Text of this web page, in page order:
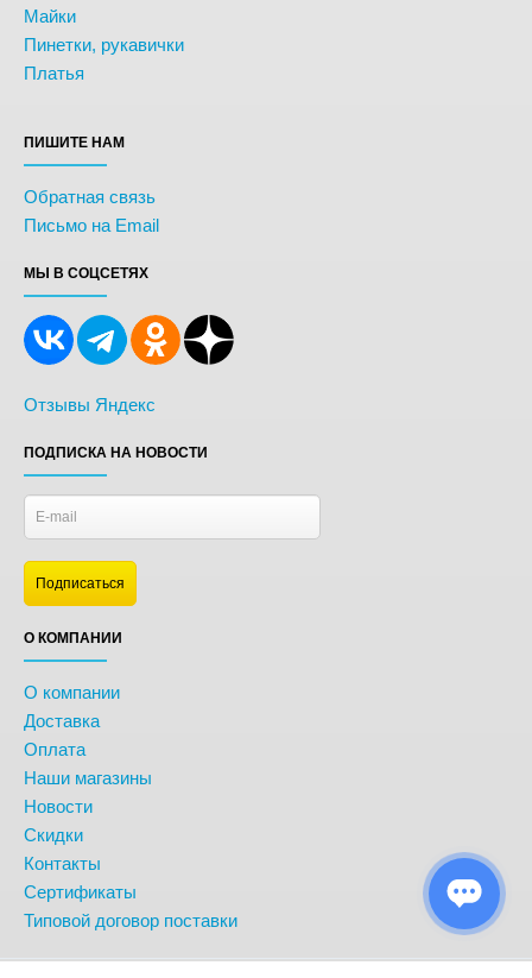
Майки
Пинетки, рукавички
Платья
ПИШИТЕ НАМ
Обратная связь
Письмо на Email
МЫ В СОЦСЕТЯХ
Отзывы Яндекс
ПОДПИСКА НА НОВОСТИ
О КОМПАНИИ
О компании
Доставка
Оплата
Наши магазины
Новости
Скидки
Контакты
Сертификаты
Типовой договор поставки